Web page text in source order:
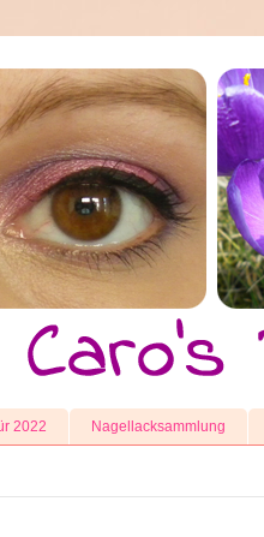
2022 Nagellacksammlung